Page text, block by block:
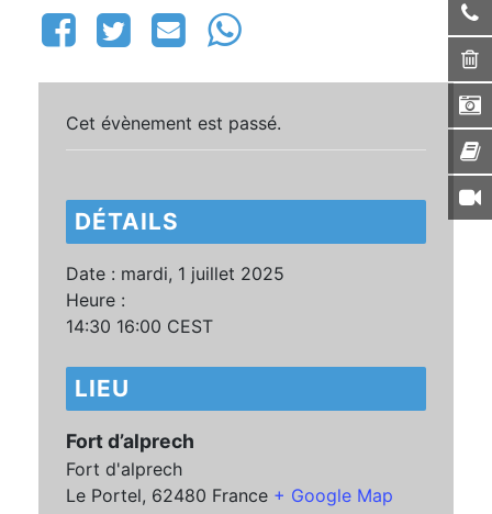
Cet évènement est passé.
DÉTAILS
Date : mardi, 1 juillet 2025
Heure :
14:30 16:00 CEST
LIEU
Fort d’alprech
Fort d'alprech
Le Portel, 62480 France + Google Map